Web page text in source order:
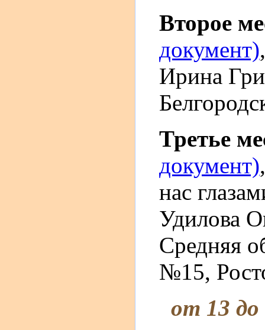
Второе
документ)
Ирина
Третье
документ)
нас
Удилова
Средняя
№15,
от 13 до